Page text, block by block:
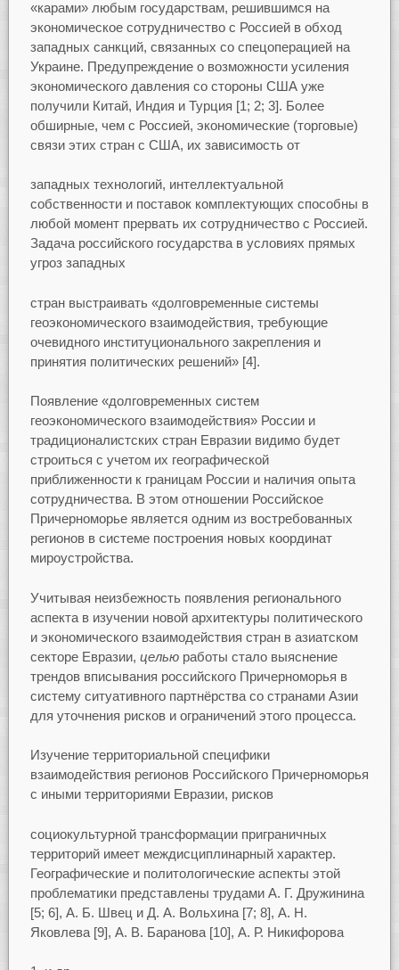
«карами» любым государствам, решившимся на
экономическое сотрудничество с Россией в обход
западных санкций, связанных со спецоперацией на
Украине. Предупреждение о возможности усиления
экономического давления со стороны США уже
получили Китай, Индия и Турция [1; 2; 3]. Более
обширные, чем с Россией, экономические (торговые)
связи этих стран с США, их зависимость от
западных технологий, интеллектуальной
собственности и поставок комплектующих способны в
любой момент прервать их сотрудничество с Россией.
Задача российского государства в условиях прямых
угроз западных
стран выстраивать «долговременные системы
геоэкономического взаимодействия, требующие
очевидного институционального закрепления и
принятия политических решений» [4].
Появление «долговременных систем
геоэкономического взаимодействия» России и
традиционалистских стран Евразии видимо будет
строиться с учетом их географической
приближенности к границам России и наличия опыта
сотрудничества. В этом отношении Российское
Причерноморье является одним из востребованных
регионов в системе построения новых координат
мироустройства.
Учитывая неизбежность появления регионального
аспекта в изучении новой архитектуры политического
и экономического взаимодействия стран в азиатском
секторе Евразии, цельюработы стало выяснение
трендов вписывания российского Причерноморья в
систему ситуативного партнёрства со странами Азии
для уточнения рисков и ограничений этого процесса.
Изучение территориальной специфики
взаимодействия регионов Российского Причерноморья
с иными территориями Евразии, рисков
социокультурной трансформации приграничных
территорий имеет междисциплинарный характер.
Географические и политологические аспекты этой
проблематики представлены трудами А. Г. Дружинина
[5; 6], А. Б. Швец и Д. А. Вольхина [7; 8], А. Н.
Яковлева [9], А. В. Баранова [10], А. Р. Никифорова